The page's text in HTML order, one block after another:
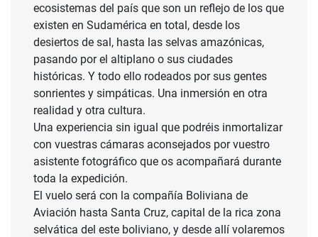
ecosistemas del país que son un reflejo de los que
existen en Sudamérica en total, desde los
desiertos de sal, hasta las selvas amazónicas,
pasando por el altiplano o sus ciudades
históricas. Y todo ello rodeados por sus gentes
sonrientes y simpáticas. Una inmersión en otra
realidad y otra cultura.
Una experiencia sin igual que podréis inmortalizar
con vuestras cámaras aconsejados por vuestro
asistente fotográfico que os acompañará durante
toda la expedición.
El vuelo será con la compañía Boliviana de
Aviación hasta Santa Cruz, capital de la rica zona
selvática del este boliviano, y desde allí volaremos